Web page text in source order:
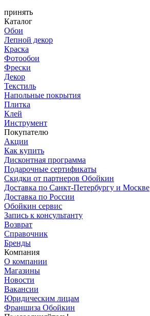
принять
Каталог
Обои
Лепной декор
Краска
Фотообои
Фрески
Декор
Текстиль
Напольные покрытия
Плитка
Клей
Инструмент
Покупателю
Акции
Как купить
Дисконтная программа
Подарочные сертификаты
Скидки от партнеров Обойкин
Доставка по Санкт-Петербургу и Москве
Доставка по России
Обойкин сервис
Запись к консультанту
Возврат
Справочник
Бренды
Компания
О компании
Магазины
Новости
Вакансии
Юридическим лицам
Франшиза Обойкин